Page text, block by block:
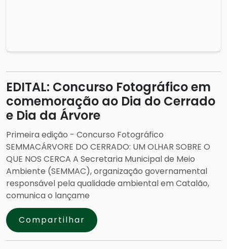
EDITAL: Concurso Fotográfico em
comemoração ao Dia do Cerrado
e Dia da Árvore
Primeira edição - Concurso Fotográfico
SEMMACÁRVORE DO CERRADO: UM OLHAR SOBRE O
QUE NOS CERCA A Secretaria Municipal de Meio
Ambiente (SEMMAC), organização governamental
responsável pela qualidade ambiental em Catalão,
comunica o lançame
Compartilhar